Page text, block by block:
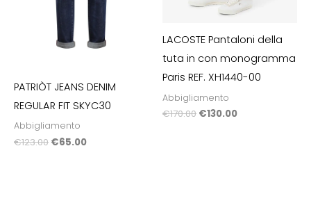
PATRIÒT JEANS DENIM
REGULAR FIT SKYC30
Abbigliamento
€123.00 €65.00
LACOSTE Pantaloni della
tuta in con monogramma
Paris REF. XH1440-00
Abbigliamento
€170.00 €130.00